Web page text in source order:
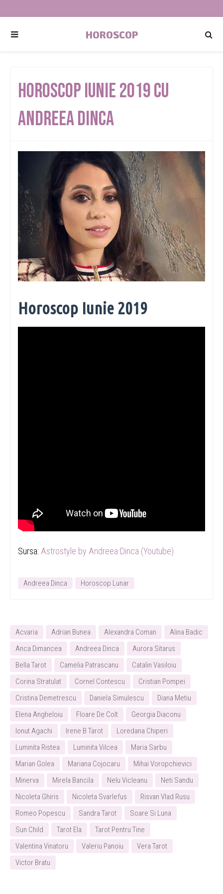
HOROSCOP
Horoscop Iunie 2019 cu
Andreea Dinca
Horoscop Iunie 2019
Sursa: Astrostyle by Andreea Dinca (Youtube)
Andreea Dinca Horoscop Lunar
Acvaria Adrian Bunea Alexandra Coman
Alina Badic
Anca Dimancea
Andreea Dinca
Aurora Sitarus
Bella Tarot
Camelia Patrascanu
Catalin Vasiloiu
Corina Stratulat
Cornel Contescu
Cristian Pompei
Cristina Demetrescu
Daniela Simulescu
Diana Metiu
Elena Angheloiu
Floare De Colt
Georgia Diaconu
Ionut Agachi
Irene B Tarot
Loredana Chiperi
Luminita Ristea
Luminita Vilcea
Maria Sarbu
Marian Golea
Mariana Cojocaru
Mihai Voropchievici
Minerva
Mirela Bancila Nelu Vicleanu
Neti Sandu
Nicoleta Ghiris
Nicoleta Svarlefus
Risvan Vlad Rusu
Romeo Popescu
Sandra Tarot
Soare Si Luna
Sun Child
Tarot Ela
Tarot Pentru Tine
Valentina Vinatoru
Valeriu Panoiu
Vera Tarot
Victor Bratu